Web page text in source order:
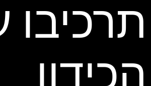
תרכיבו
הכידון